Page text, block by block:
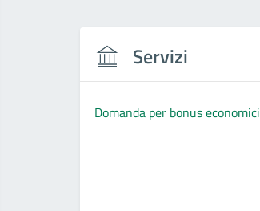
Servizi
Domanda per bonus economici